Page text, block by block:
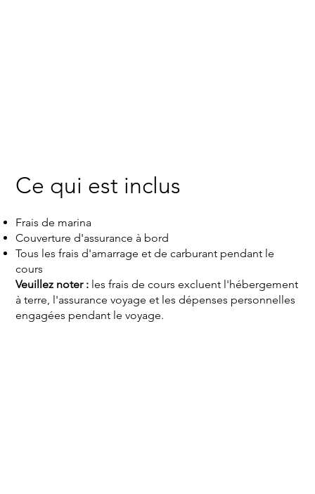
Ce qui est inclus
Frais de marina
Couverture d'assurance à bord
Tous les frais d'amarrage et de carburant pendant le
cours
Veuillez noter : les frais de cours excluent l'hébergement
à terre, l'assurance voyage et les dépenses personnelles
engagées pendant le voyage.